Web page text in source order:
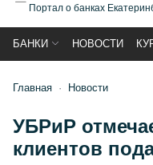
Портал о банках
БАНКИ НОВОСТИ
Главная Новости
УБРиР
клиентов